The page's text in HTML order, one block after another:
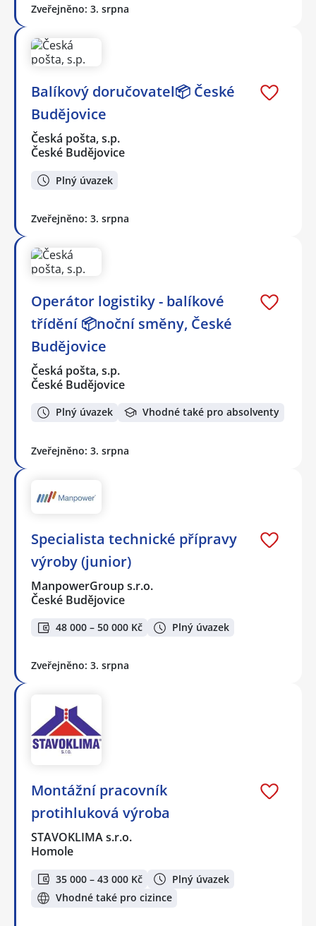
Zveřejněno: 3. srpna
Balíkový doručovatel📦 České
Budějovice
Česká pošta, s.p.
České Budějovice
Plný úvazek
Zveřejněno: 3. srpna
Operátor logistiky - balíkové
třídění 📦noční směny, České
Budějovice
Česká pošta, s.p.
České Budějovice
Plný úvazek Vhodné také pro absolventy
Zveřejněno: 3. srpna
Specialista technické přípravy
výroby (junior)
ManpowerGroup s.r.o.
České Budějovice
48 000 – 50 000 Kč Plný úvazek
Zveřejněno: 3. srpna
Montážní pracovník
protihluková výroba
STAVOKLIMA s.r.o.
Homole
35 000 – 43 000 Kč
Plný úvazek
Vhodné také pro cizince